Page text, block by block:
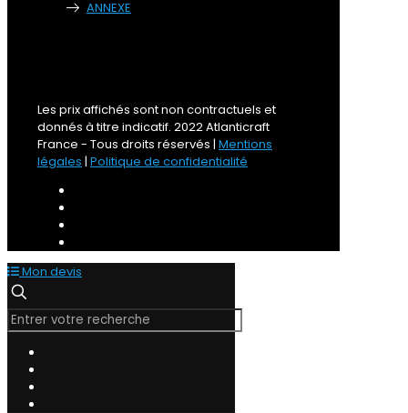
ANNEXE
Les prix affichés sont non contractuels et
donnés à titre indicatif. 2022 Atlanticraft
France - Tous droits réservés | Mentions
légales | Politique de confidentialité
Mon devis